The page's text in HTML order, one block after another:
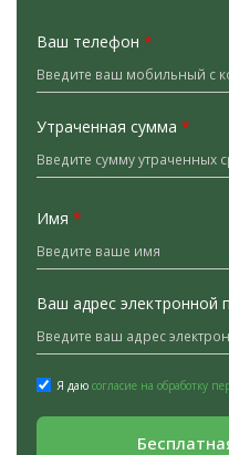
Ваш телефон *
Утраченная сумма *
Имя *
Ваш адрес электронной
Я даю согласие на обработку